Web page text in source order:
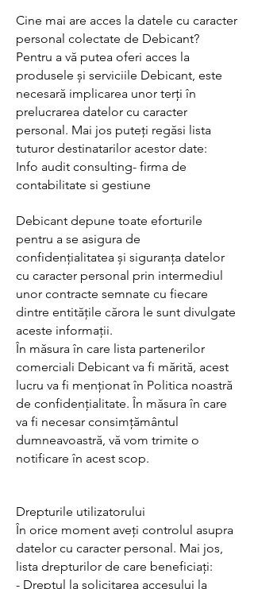
Cine mai are acces la datele cu caracter
personal colectate de Debicant?
Pentru a vă putea oferi acces la
produsele și serviciile Debicant, este
necesară implicarea unor terți în
prelucrarea datelor cu caracter
personal. Mai jos puteți regăsi lista
tuturor destinatarilor acestor date:
Info audit consulting- firma de
contabilitate si gestiune
Debicant depune toate eforturile
pentru a se asigura de
confidențialitatea și siguranța datelor
cu caracter personal prin intermediul
unor contracte semnate cu fiecare
dintre entitățile cărora le sunt divulgate
aceste informații.
În măsura în care lista partenerilor
comerciali Debicant va fi mărită, acest
lucru va fi menționat în Politica noastră
de confidențialitate. În măsura în care
va fi necesar consimțământul
dumneavoastră, vă vom trimite o
notificare în acest scop.
Drepturile utilizatorului
În orice moment aveți controlul asupra
datelor cu caracter personal. Mai jos,
lista drepturilor de care beneficiați:
- Dreptul la solicitarea accesului la